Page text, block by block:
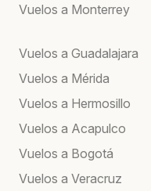
Vuelos a Monterrey
Vuelos a Guadalajara
Vuelos a Mérida
Vuelos a Hermosillo
Vuelos a Acapulco
Vuelos a Bogotá
Vuelos a Veracruz